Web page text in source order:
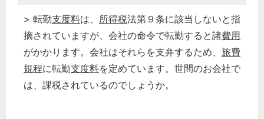
> 転勤支度料は、 所得税法第９条に該当しないと指
摘されていますが、会社の命令で転勤すると諸費用
がかかります。会社はそれらを支弁するため、 旅費
規程に転勤支度料を定めています。世間のお会社で
は、課税されているのでしょうか。